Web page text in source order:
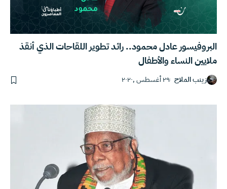
البروفيسور عادل محمود.. رائد تطوير اللقاحات الذي أنقذ
ملايين النساء والأطفال
زينب الملاح ٢٩ أغسطس ,٢٠٢٠